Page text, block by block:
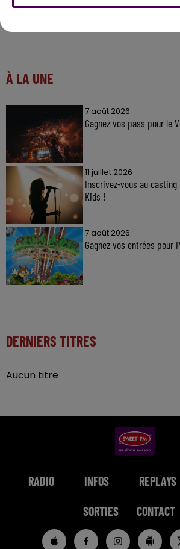
À LA UNE
7 août 2026
Gagnez vos pass pour le
11 juillet 2026
Inscrivez-vous au casting
Kids !
7 août 2026
Gagnez vos entrées pour
DERNIERS TITRES
Aucun titre
RADIO INFOS REPLAYS
SORTIES CONTACT